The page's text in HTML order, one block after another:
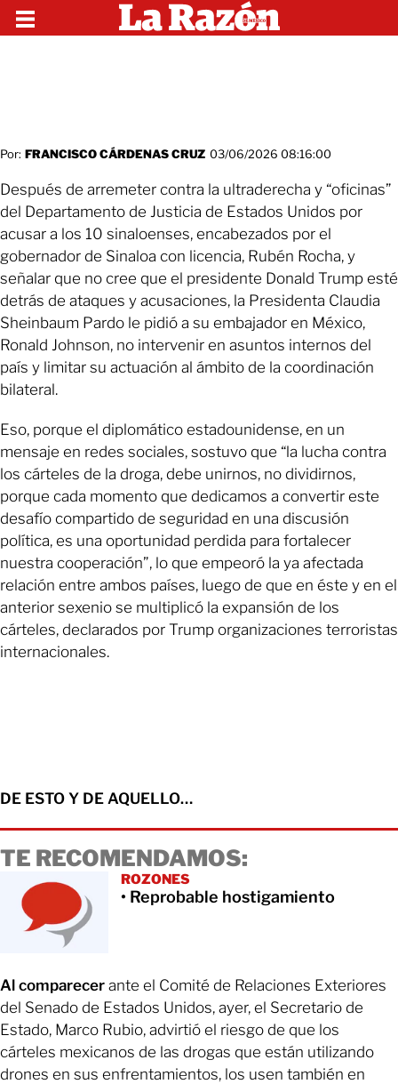
Por: FRANCISCO CÁRDENAS CRUZ 03/06/2026 08:16:00
Después de arremeter contra la ultraderecha y “oficinas”
del Departamento de Justicia de Estados Unidos por
acusar a los 10 sinaloenses, encabezados por el
gobernador de Sinaloa con licencia, Rubén Rocha, y
señalar que no cree que el presidente Donald Trump esté
detrás de ataques y acusaciones, la Presidenta Claudia
Sheinbaum Pardo le pidió a su embajador en México,
Ronald Johnson, no intervenir en asuntos internos del
país y limitar su actuación al ámbito de la coordinación
bilateral.
Eso, porque el diplomático estadounidense, en un
mensaje en redes sociales, sostuvo que “la lucha contra
los cárteles de la droga, debe unirnos, no dividirnos,
porque cada momento que dedicamos a convertir este
desafío compartido de seguridad en una discusión
política, es una oportunidad perdida para fortalecer
nuestra cooperación”, lo que empeoró la ya afectada
relación entre ambos países, luego de que en éste y en el
anterior sexenio se multiplicó la expansión de los
cárteles, declarados por Trump organizaciones terroristas
internacionales.
DE ESTO Y DE AQUELLO…
TE RECOMENDAMOS:
ROZONES
• Reprobable hostigamiento
Al comparecer ante el Comité de Relaciones Exteriores
del Senado de Estados Unidos, ayer, el Secretario de
Estado, Marco Rubio, advirtió el riesgo de que los
cárteles mexicanos de las drogas que están utilizando
drones en sus enfrentamientos, los usen también en